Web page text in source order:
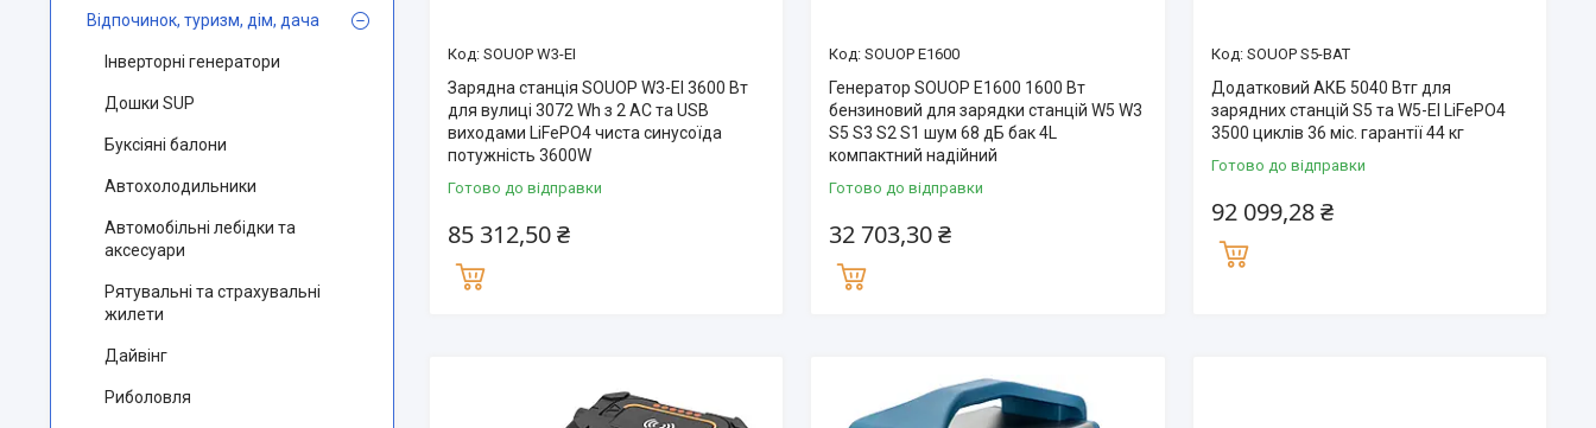
SOUOP W3-EI
Зарядна станція SOUOP W3-EI 3600 Вт
для вулиці 3072 Wh з 2 AC та USB
виходами LiFePO4 чиста синусоїда
потужність 3600W
Готово до відправки
85 312,50 ₴
SOUOP E1600
Генератор SOUOP E1600 1600 Вт
бензиновий для зарядки станцій W5 W3
S5 S3 S2 S1 шум 68 дБ бак 4L
компактний надійний
Готово до відправки
32 703,30 ₴
SOUOP S5-BAT
Додатковий АКБ 5040 Втг для
зарядних станцій S5 та W5-EI LiFePO4
3500 циклів 36 міс. гарантії 44 кг
Готово до відправки
92 099,28 ₴
Відпочинок, туризм, дім, дача
Інверторні генератори
Дошки SUP
Буксіяні балони
Автохолодильники
Автомобільні лебідки та
аксесуари
Рятувальні та страхувальні
жилети
Дайвінг
Риболовля